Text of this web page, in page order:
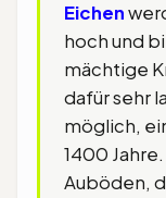
Eichen
hoch und
mächtige
dafür sehr
möglich,
1400
Auböden,